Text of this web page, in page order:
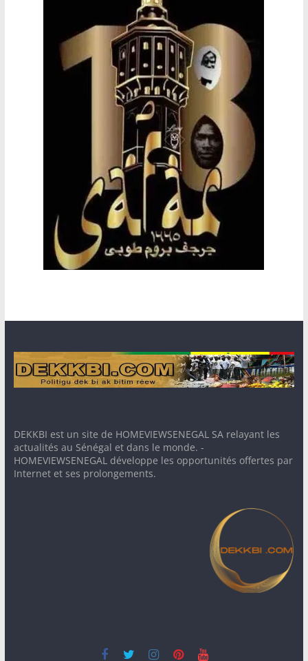
DEKKBI est un site de HOMEVIEWSENEGAL SA relayant les
actualités au Sénégal et dans le monde. -
HOMEVIEWSENEGAL développe les opportunités offertes par
Internet et ses prolongements.